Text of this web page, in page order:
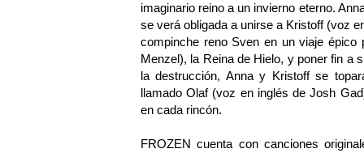
imaginario reino a un invierno eterno.
se verá obligada a unirse a Kristoff (voz
compinche reno Sven en un viaje
Menzel), la Reina de Hielo, y poner fin a
la destrucción, Anna y Kristoff se
llamado Olaf (voz en inglés de Josh
en cada rincón.
FROZEN cuenta con canciones